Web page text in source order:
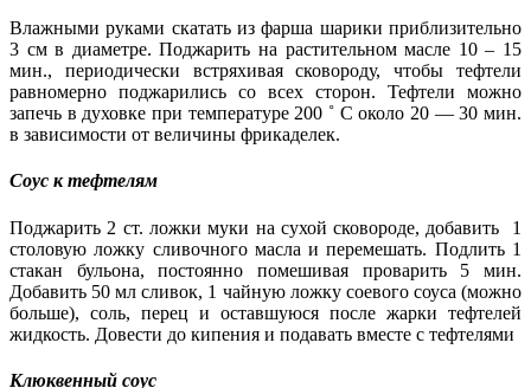
Влажными руками скатать из фарша шарики приблизительно
3 см в диаметре. Поджарить на растительном масле 10 – 15
мин., периодически встряхивая сковороду, чтобы тефтели
равномерно поджарились со всех сторон. Тефтели можно
запечь в духовке при температуре 200 ˚ C около 20 — 30 мин.
в зависимости от величины фрикаделек.
Соус к тефтелям
Поджарить 2 ст. ложки муки на сухой сковороде, добавить 1
столовую ложку сливочного масла и перемешать. Подлить 1
стакан бульона, постоянно помешивая проварить 5 мин.
Добавить 50 мл сливок, 1 чайную ложку соевого соуса (можно
больше), соль, перец и оставшуюся после жарки тефтелей
жидкость. Довести до кипения и подавать вместе с тефтелями
Клюквенный соус